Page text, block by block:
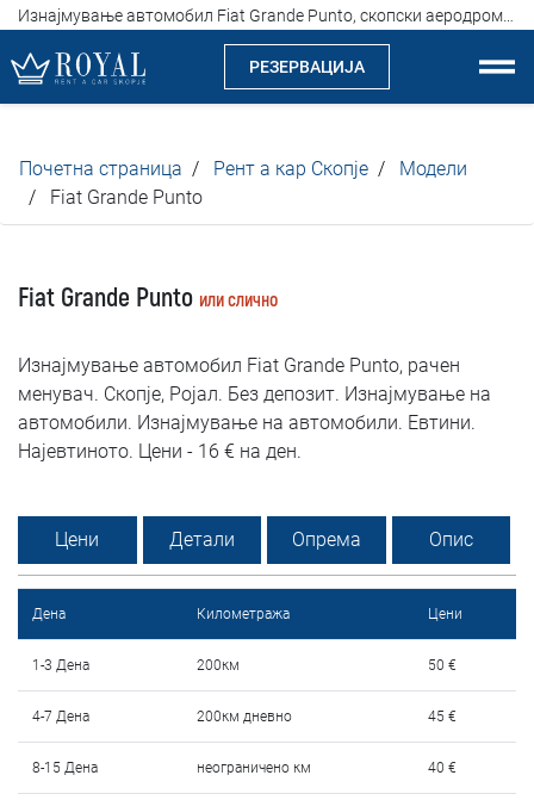
РЕЗЕРВАЦИЈА
За нас
Истакнуваме
Локации
Изнајмување на автомобили
Услови за изнајмување
Најчести прашања
Блог
Контакт
MАКЕДОНСКИ
Почетна страница Рент а кар Скопје
Модели
Fiat Grande Punto
Fiat Grande Punto или слично
Изнајмување автомобил Fiat Grande Punto, рачен
менувач. Скопје, Ројал. Без депозит. Изнајмување на
автомобили. Изнајмување на автомобили. Евтини.
Најевтиното. Цени - 16 € на ден.
Цени Детали Опрема Опис
Дена Километража Цени
1-3 Дена 200км 50 €
4-7 Дена 200км дневно 45 €
8-15 Дена неограничено км 40 €